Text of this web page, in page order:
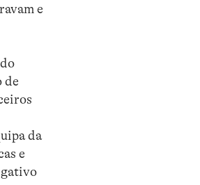
e
de
da
e